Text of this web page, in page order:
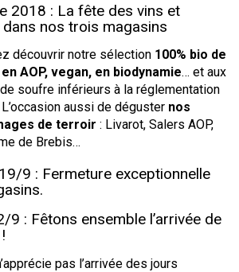
2018 : La fête des vins et
nos trois magasins
découvrir notre sélection 100% bio de
AOP, vegan, en biodynamie… et aux
soufre inférieurs à la réglementation
aussi de déguster nos
de terroir : Livarot, Salers AOP,
de Brebis…
9 : Fermeture exceptionnelle
9 : Fêtons ensemble l’arrivée de
pas l’arrivée des jours